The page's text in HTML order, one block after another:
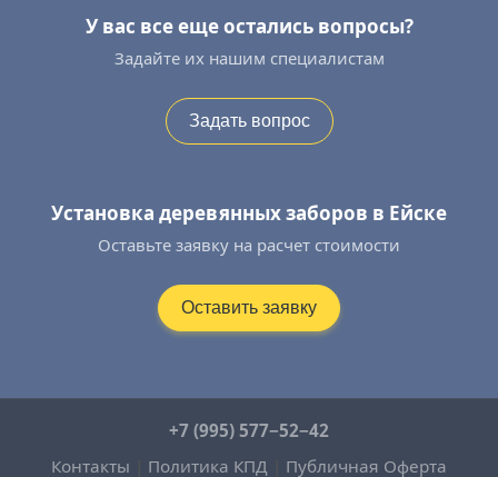
У вас все еще остались вопросы?
Задайте их нашим специалистам
Задать вопрос
Установка деревянных заборов в Ейске
Оставьте заявку на расчет стоимости
Оставить заявку
+7 (995) 577−52−42
Контакты
Политика КПД Публичная Оферта